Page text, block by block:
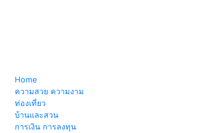
Home
ความสวย ความงาม
ท่องเที่ยว
บ้านและสวน
การเงิน การลงทุน